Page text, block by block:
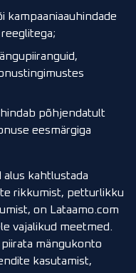
kampaaniaauhindade
põhjendatult
eesmärgiga
alus kahtlustada
rikkumist, petturlikku
on Lataamo.com
vajalikud meetmed.
mängukonto
kasutamist,